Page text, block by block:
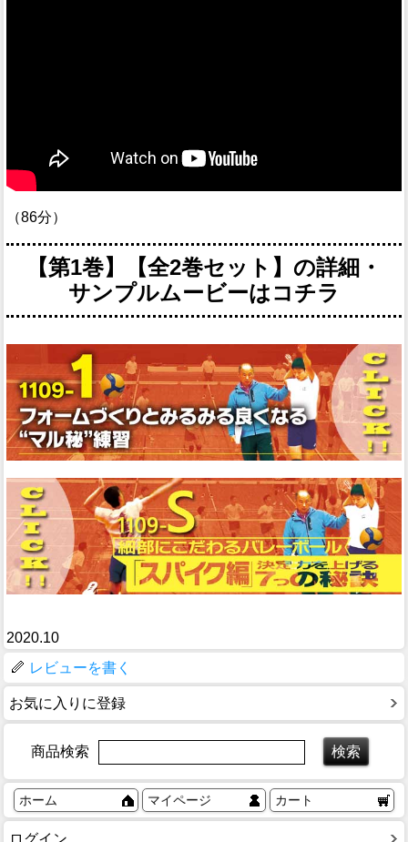
（86分）
【第1巻】【全2巻セット】の詳細・
サンプルムービーはコチラ
2020.10
レビューを書く
お気に入りに登録
商品検索
ホーム マイページ カート
ログイン